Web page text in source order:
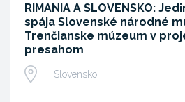
RIMANIA A SLOVENSKO:
spája Slovenské národné
Trenčianske múzeum v
presahom
, Slovensko